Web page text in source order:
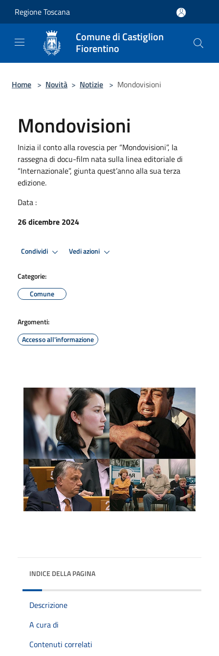
Regione Toscana
Comune di Castiglion
Fiorentino
Home > Novità > Notizie > Mondovisioni
Mondovisioni
Inizia il conto alla rovescia per “Mondovisioni”, la
rassegna di docu-film nata sulla linea editoriale di
“Internazionale”, giunta quest’anno alla sua terza
edizione.
Data :
26 dicembre 2024
Condividi Vedi azioni
Categorie:
Comune
Argomenti:
Accesso all'informazione
INDICE DELLA PAGINA
Descrizione
A cura di
Contenuti correlati